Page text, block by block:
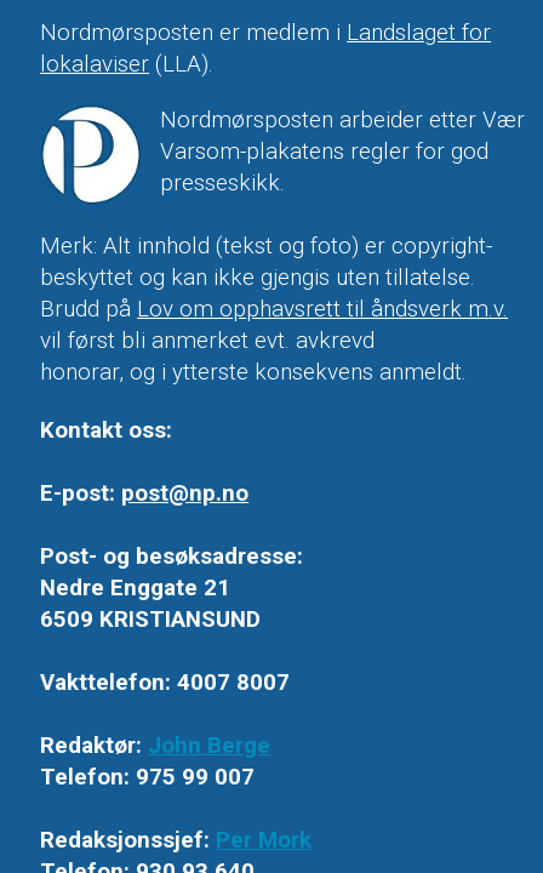
Nordmørsposten er medlem i Landslaget for
lokalaviser (LLA).
Nordmørsposten arbeider etter Vær
Varsom-plakatens regler for god
presseskikk.
Merk: Alt innhold (tekst og foto) er copyright-
beskyttet og kan ikke gjengis uten tillatelse.
Brudd på Lov om opphavsrett til åndsverk m.v.
vil først bli anmerket evt. avkrevd
honorar, og i ytterste konsekvens anmeldt.
Kontakt oss:
E-post: post@np.no
Post- og besøksadresse:
Nedre Enggate 21
6509 KRISTIANSUND
Vakttelefon: 4007 8007
Redaktør: John Berge
Telefon: 975 99 007
Redaksjonssjef: Per Mork